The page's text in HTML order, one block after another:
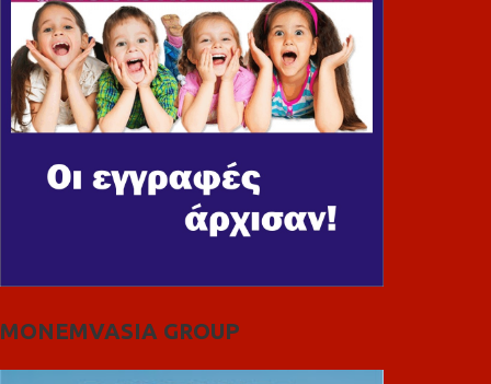
MONEMVASIA GROUP